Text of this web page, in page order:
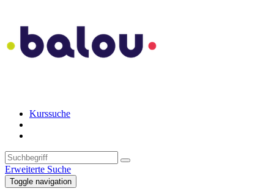
Kurssuche
Erweiterte Suche
Toggle navigation